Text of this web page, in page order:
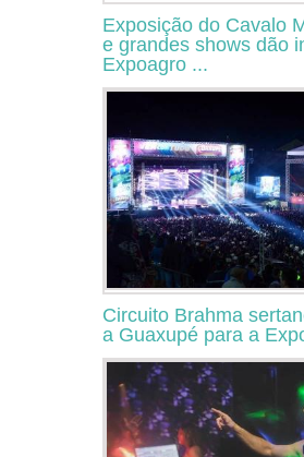
Exposição do Cavalo
e grandes shows dão
Expoagro ...
Circuito Brahma
a Guaxupé para a